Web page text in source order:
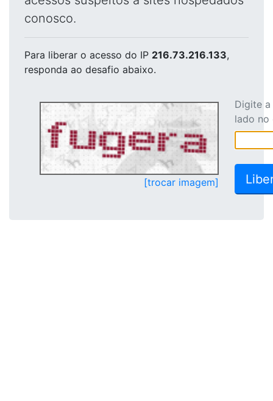
conosco.
Para liberar o acesso do IP 216.73.216.133,
responda ao desafio abaixo.
[trocar imagem]
Digite
lado no